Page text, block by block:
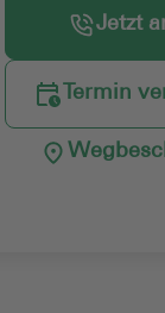
Jetzt
Termin